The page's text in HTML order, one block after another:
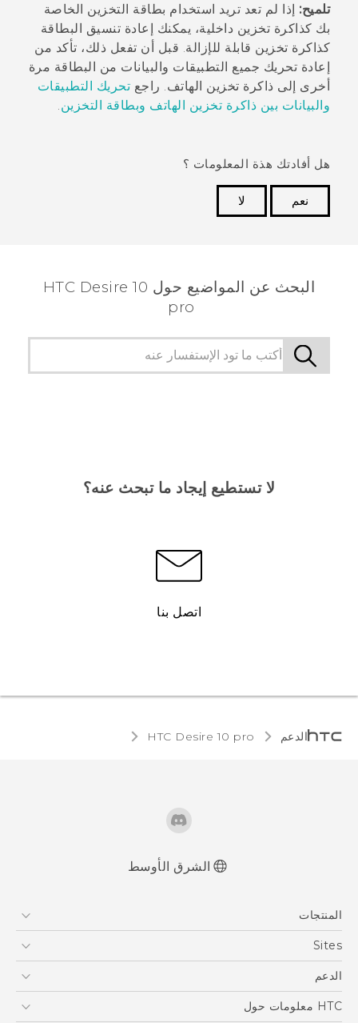
تلميح: إذا لم تعد تريد استخدام بطاقة التخزين الخاصة
بك كذاكرة تخزين داخلية، يمكنك إعادة تنسيق البطاقة
كذاكرة تخزين قابلة للإزالة. قبل أن تفعل ذلك، تأكد من
إعادة تحريك جميع التطبيقات والبيانات من البطاقة مرة
أخرى إلى ذاكرة تخزين الهاتف. راجع تحريك التطبيقات
والبيانات بين ذاكرة تخزين الهاتف وبطاقة التخزين.
هل أفادتك هذة المعلومات ؟
نعم
لا
البحث عن المواضيع حول HTC Desire 10
pro
لا تستطيع إيجاد ما تبحث عنه؟
اتصل بنا
الدعم HTC Desire 10 pro‎
English - User manual
الشرق الأوسط
المنتجات
5G
EXODUS
Sites
HTC Dev
الدعم
الدعم
HTC معلومات حول